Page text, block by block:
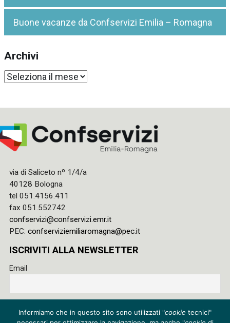
Buone vacanze da Confservizi Emilia – Romagna
Archivi
Archivi
via di Saliceto nº 1/4/a
40128 Bologna
tel 051.4156.411
fax 051.552742
confservizi@confservizi.emr.it
PEC: confserviziemiliaromagna@pec.it
ISCRIVITI ALLA NEWSLETTER
Email
al trattamento dei miei dati
Informiamo che in questo sito sono utilizzati "cookie tecnici"